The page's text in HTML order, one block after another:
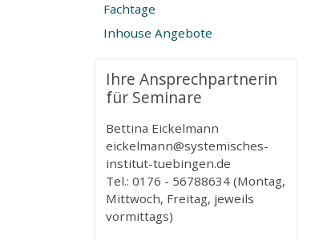
Fachtage
Inhouse Angebote
Ihre Ansprechpartnerin
für Seminare
Bettina Eickelmann
eickelmann@systemisches-
institut-tuebingen.de
Tel.: 0176 - 56788634 (Montag,
Mittwoch, Freitag, jeweils
vormittags)